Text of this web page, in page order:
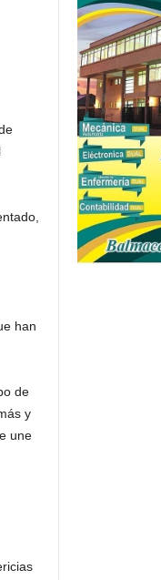
han
de
y
une